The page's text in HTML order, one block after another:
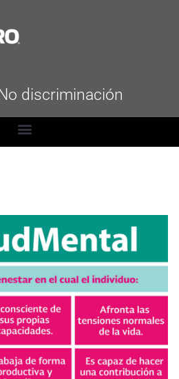
discriminación